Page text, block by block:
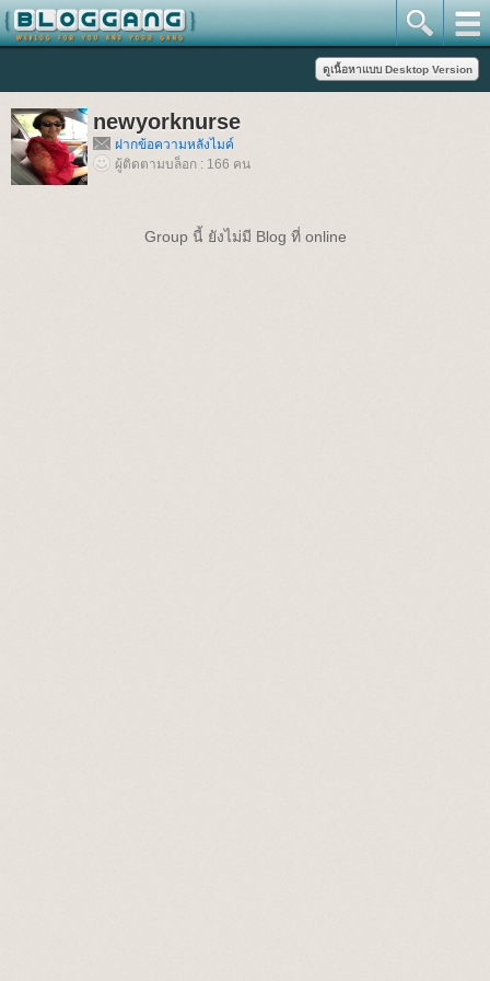
newyorknurse
ฝากข้อความหลังไมค์
ผู้ติดตามบล็อก : 166 คน
Group นี้ ยังไม่มี Blog ที่ online